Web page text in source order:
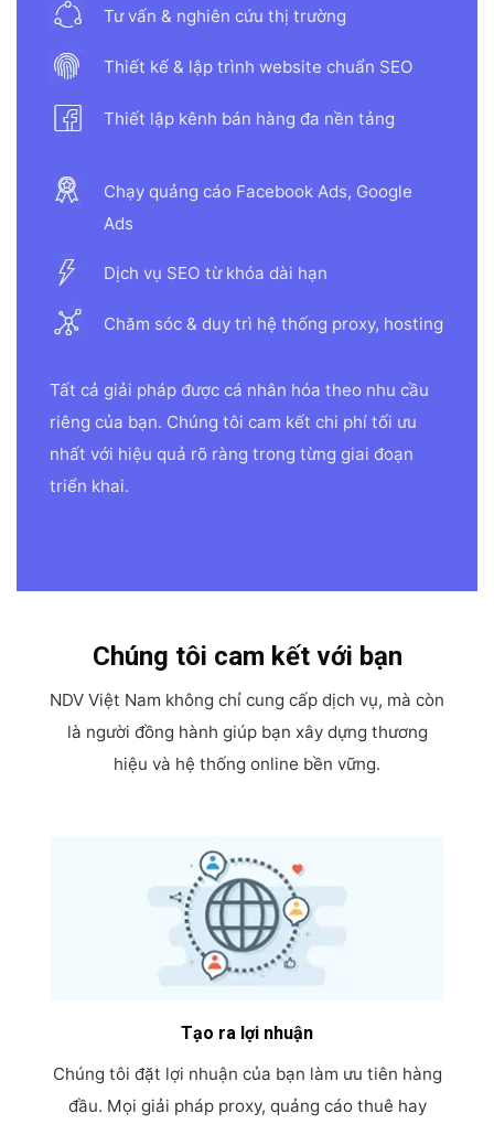
Tư vấn & nghiên cứu thị trường
Thiết kế & lập trình website chuẩn SEO
Thiết lập kênh bán hàng đa nền tảng
Chạy quảng cáo Facebook Ads, Google
Ads
Dịch vụ SEO từ khóa dài hạn
Chăm sóc & duy trì hệ thống proxy, hosting
Tất cả giải pháp được cá nhân hóa theo nhu cầu
riêng của bạn. Chúng tôi cam kết chi phí tối ưu
nhất với hiệu quả rõ ràng trong từng giai đoạn
triển khai.
Chúng tôi cam kết với bạn
NDV Việt Nam không chỉ cung cấp dịch vụ, mà còn
là người đồng hành giúp bạn xây dựng thương
hiệu và hệ thống online bền vững.
Tạo ra lợi nhuận
Chúng tôi đặt lợi nhuận của bạn làm ưu tiên hàng
đầu. Mọi giải pháp proxy, quảng cáo thuê hay